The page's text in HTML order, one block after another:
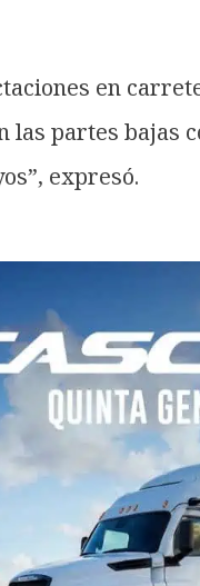
en
las partes bajas
expresó.